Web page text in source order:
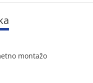
montažo